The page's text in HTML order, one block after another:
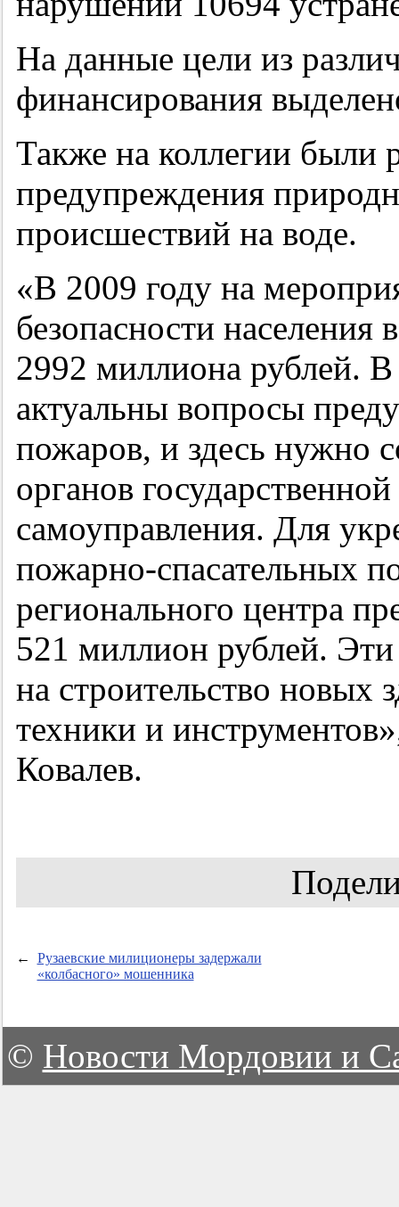
На данные цели из
финансирования
Также на коллегии были
предупреждения
происшествий на воде.
«В 2009 году на
безопасности
2992 миллиона рублей.
актуальны вопросы
пожаров, и здесь нужно
органов
самоуправления. Для
пожарно-спасательных
регионального центра
521 миллион рублей. Эти
на строительство новых
техники и
Ковалев.
←
Рузаевские милиционеры задержали
«колбасного» мошенника
© Новости Мордовии и